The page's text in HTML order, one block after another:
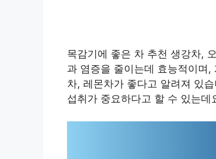
목감기에 좋은 차 추천 생강차,
과 염증을 줄이는데 효능적이며
차, 레몬차가 좋다고 알려져 있
섭취가 중요하다고 할 수 있는데